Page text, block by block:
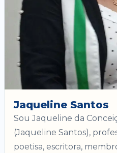
Jaqueline Santos
Sou Jaqueline da
(Jaqueline Santos),
poetisa, escritora,